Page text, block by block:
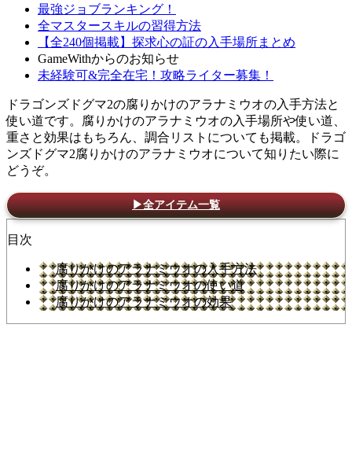
最強ジョブランキング！
全マスタースキルの習得方法
【全240個掲載】探求心の証の入手場所まとめ
GameWithからのお知らせ
未経験可&完全在宅！攻略ライター募集！
ドラゴンズドグマ2の腐りかけのアラナミウオの入手方法と
使い道です。腐りかけのアラナミウオの入手場所や使い道、
重さと効果はもちろん、調合リストについても掲載。ドラゴ
ンズドグマ2腐りかけのアラナミウオについて知りたい際に
どうぞ。
▶全アイテム一覧
目次
腐りかけのアラナミウオの入手方法
腐りかけのアラナミウオの使い道
腐りかけのアラナミウオの効果